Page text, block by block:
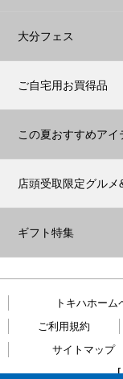
大分フェス
ご自宅用お買得品
この夏おすすめアイ
店頭受取限定グルメ
ギフト特集
トキハホーム
ご利用規約
サイトマップ
[